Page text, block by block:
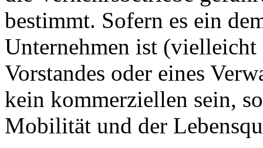
bestimmt. Sofern es ein
Unternehmen ist
Vorstandes oder eines
kein kommerziellen sein,
Mobilität und der